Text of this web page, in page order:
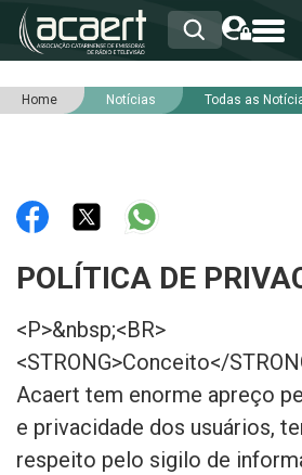
HOME
RNA
NOTÍCIAS
SERVIÇOS
INTEGRIDADE
Home Notícias Todas as
POLÍTICA DE
<P>&nbsp;<BR>
<STRONG>Conceito</
Acaert tem enorme apreço
e privacidade dos usuários,
respeito pelo sigilo de